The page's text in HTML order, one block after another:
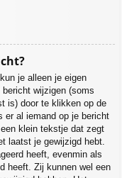
je alleen je eigen
wijzigen (soms
is) door te klikken op de
er al iemand op je bericht
klein tekstje dat zegt
laatst je gewijzigd hebt.
heeft, evenmin als
heeft. Zij kunnen wel een